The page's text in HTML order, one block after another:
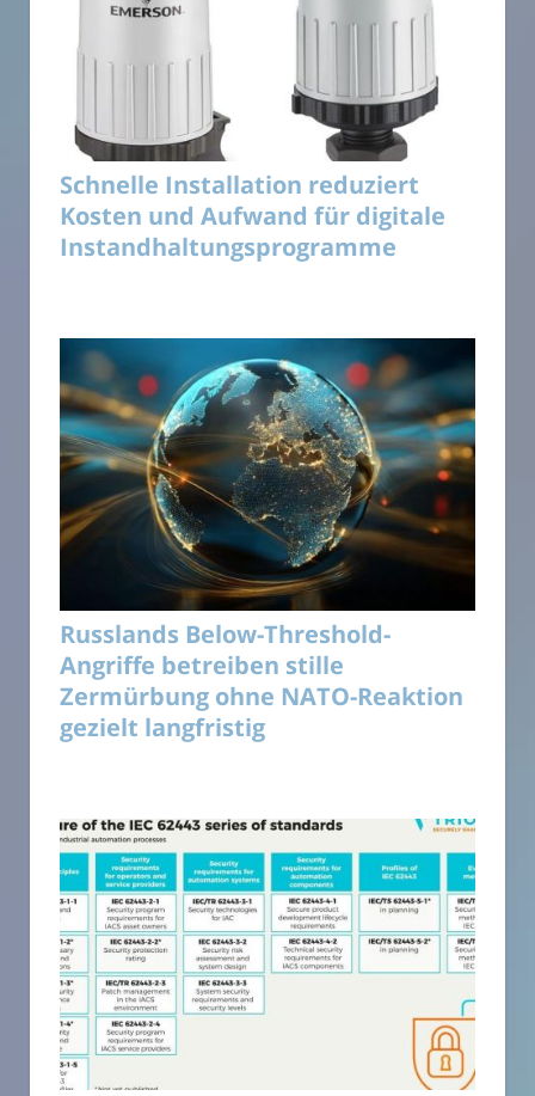
Schnelle Installation reduziert
Kosten und Aufwand für digitale
Instandhaltungsprogramme
Russlands Below-Threshold-
Angriffe betreiben stille
Zermürbung ohne NATO-Reaktion
gezielt langfristig